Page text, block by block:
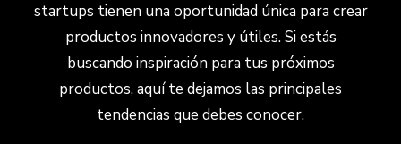
startups tienen una oportunidad única para crear
productos innovadores y útiles. Si estás
buscando inspiración para tus próximos
productos, aquí te dejamos las principales
tendencias que debes conocer.